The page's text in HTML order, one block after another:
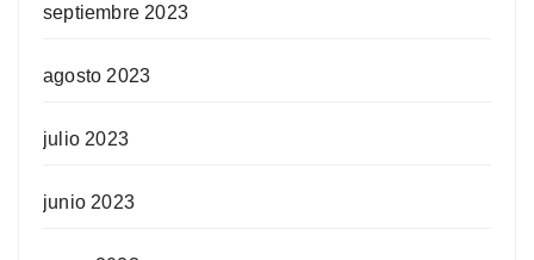
septiembre 2023
agosto 2023
julio 2023
junio 2023